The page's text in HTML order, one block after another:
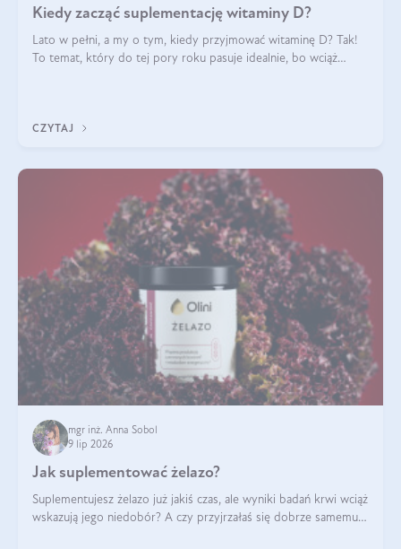
Kiedy zacząć suplementację witaminy D?
Lato w pełni, a my o tym, kiedy przyjmować witaminę D? Tak!
To temat, który do tej pory roku pasuje idealnie, bo wciąż
CZYTAJ
mgr inż. Anna Sobol
9 lip 2026
Jak suplementować żelazo?
Suplementujesz żelazo już jakiś czas, ale wyniki badań krwi wciąż
wskazują jego niedobór? A czy przyjrzałaś się dobrze samemu